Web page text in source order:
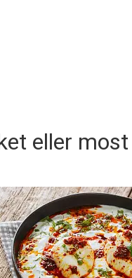
eller most